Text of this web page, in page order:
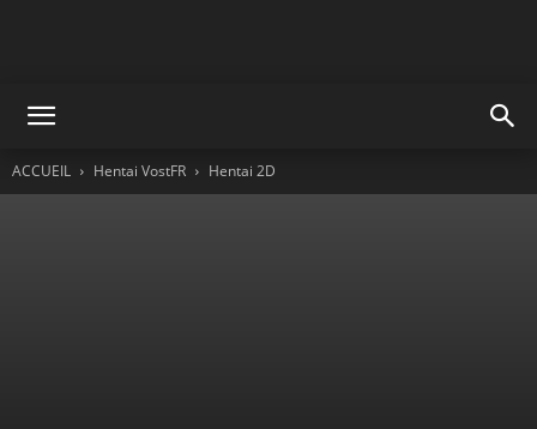
ACCUEIL Hentai VostFR Hentai 2D